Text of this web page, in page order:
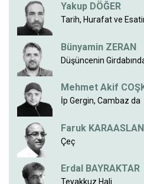
Yakup DÖĞER
Tarih, Hurafat ve
Bünyamin ZERAN
Düşüncenin
Mehmet Akif
İp Gergin, Cambaz da
Faruk KARAASLAN
Çeç
Erdal BAYRAKTAR
Teyakkuz Hali